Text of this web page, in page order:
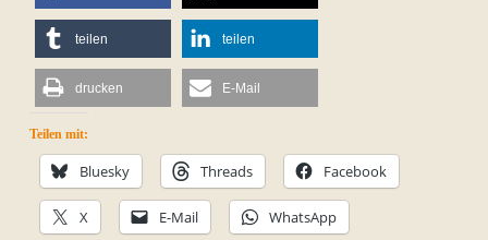
teilen teilen
drucken E-Mail
Teilen mit:
Bluesky Threads Facebook
X E-Mail WhatsApp